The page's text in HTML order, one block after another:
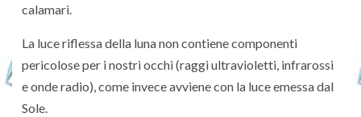
calamari.
La luce riflessa della luna non contiene componenti
pericolose per i nostri occhi (raggi ultravioletti, infrarossi
e onde radio), come invece avviene con la luce emessa dal
Sole.